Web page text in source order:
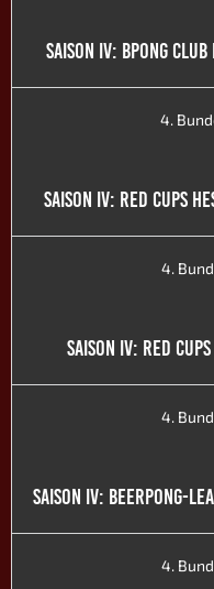
SAISON IV: BPONG
4.
SAISON IV: RED CUPS
4.
SAISON IV: RED
4.
SAISON IV: BEERPONG-
4.